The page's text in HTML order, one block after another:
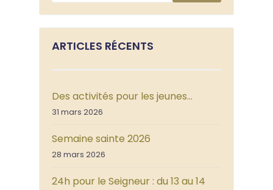
ARTICLES RÉCENTS
Des activités pour les jeunes…
31 mars 2026
Semaine sainte 2026
28 mars 2026
24h pour le Seigneur : du 13 au 14